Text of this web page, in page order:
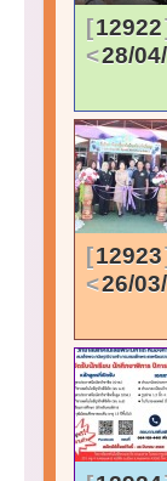
12922
28/
12923
26/